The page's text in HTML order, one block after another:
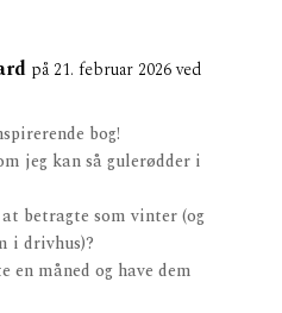
på 21. februar 2026 ved
bog!
jeg kan så gulerødder i
betragte som vinter (og
i drivhus)?
en måned og have dem